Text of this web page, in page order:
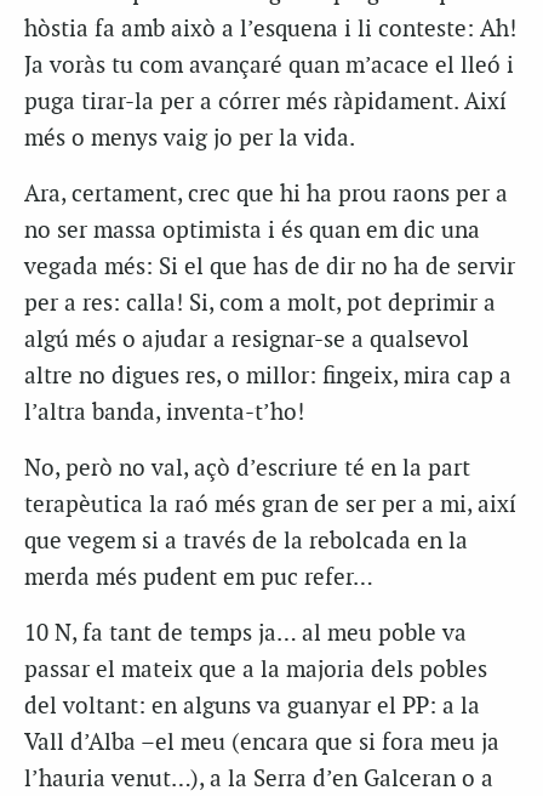
hòstia fa amb això a l’esquena i li conteste: Ah!
Ja voràs tu com avançaré quan m’acace el lleó i
puga tirar-la per a córrer més ràpidament. Així
més o menys vaig jo per la vida.
Ara, certament, crec que hi ha prou raons per a
no ser massa optimista i és quan em dic una
vegada més: Si el que has de dir no ha de servir
per a res: calla! Si, com a molt, pot deprimir a
algú més o ajudar a resignar-se a qualsevol
altre no digues res, o millor: fingeix, mira cap a
l’altra banda, inventa-t’ho!
No, però no val, açò d’escriure té en la part
terapèutica la raó més gran de ser per a mi, així
que vegem si a través de la rebolcada en la
merda més pudent em puc refer…
10 N, fa tant de temps ja… al meu poble va
passar el mateix que a la majoria dels pobles
del voltant: en alguns va guanyar el PP: a la
Vall d’Alba –el meu (encara que si fora meu ja
l’hauria venut…), a la Serra d’en Galceran o a